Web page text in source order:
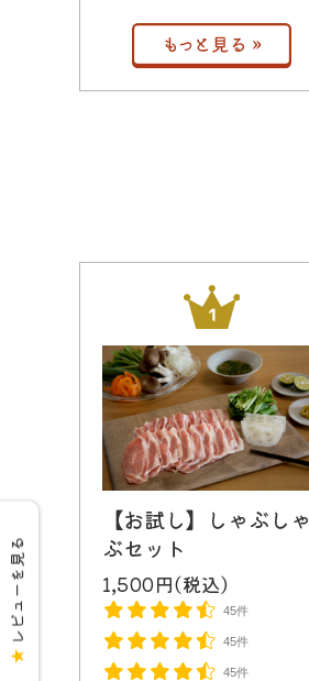
【お試し】しゃぶしゃ
ぶセット
1,500円(税込)
45件
45件
45件
★
レビューを見る